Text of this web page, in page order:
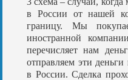
в России от нашей
границу. Мы
иностранной
перечисляет нам
отправляем эти
в России. Сделка